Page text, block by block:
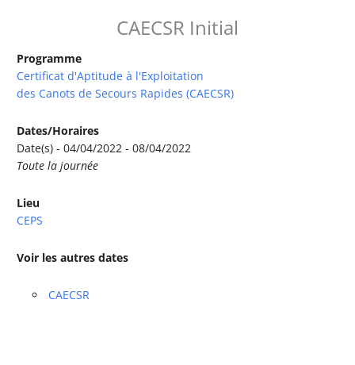
CAECSR Initial
Programme
Certificat d'Aptitude à l'Exploitation
des Canots de Secours Rapides (CAECSR)
Dates/Horaires
Date(s) - 04/04/2022 - 08/04/2022
Toute la journée
Lieu
CEPS
Voir les autres dates
CAECSR